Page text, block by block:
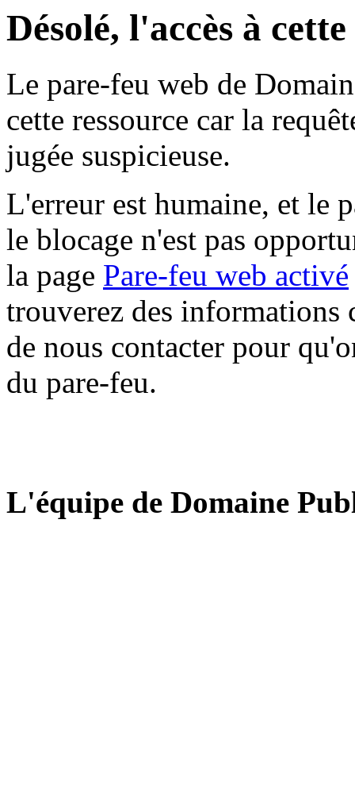
Désolé, l'accès à
Le pare-feu web de
cette ressource car la
jugée suspicieuse.
L'erreur est humaine, et le
le blocage n'est pas
la page Pare-feu web activé
trouverez des informations
de nous contacter pour
du pare-feu.
L'équipe de Domaine